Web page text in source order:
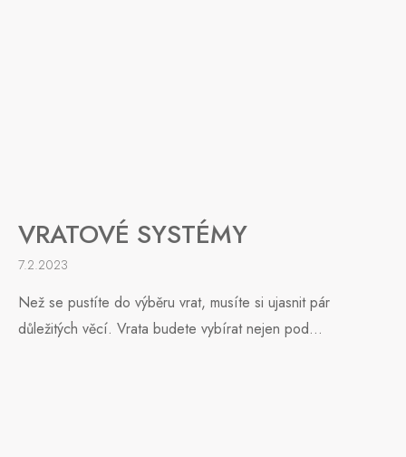
VRATOVÉ SYSTÉMY
7.2.2023
Než se pustíte do výběru vrat, musíte si ujasnit pár
důležitých věcí. Vrata budete vybírat nejen pod...